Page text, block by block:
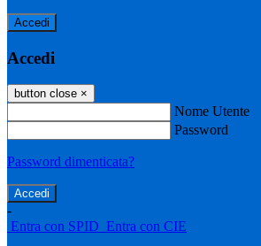
Accedi
Accedi
button close ×
Nome Utente
Password
Password dimenticata?
-
Entra con SPID Entra con CIE